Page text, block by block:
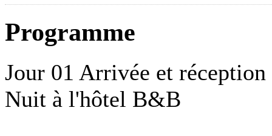
Programme
Jour 01 Arrivée et
Nuit à l'hôtel B&B